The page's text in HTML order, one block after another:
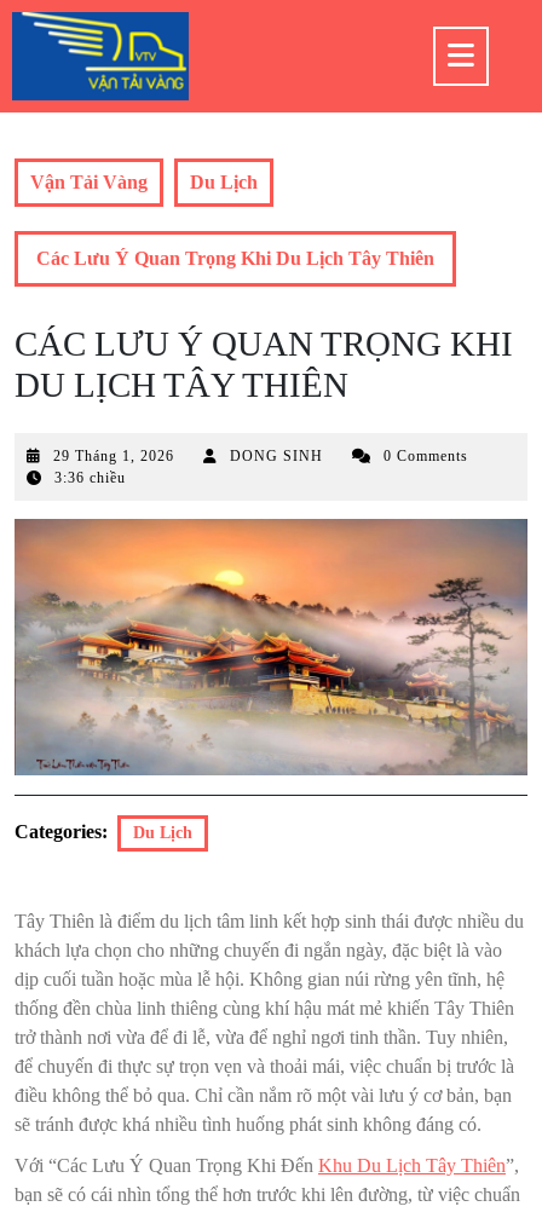
Skip
Vận Tải Vàng Du Lịch
Các Lưu Ý Quan Trọng Khi Du Lịch Tây Thiên
CÁC LƯU Ý QUAN TRỌNG KHI
DU LỊCH TÂY THIÊN
29 Tháng 1, 2026
2026
DONG SINH
0 Comments
3:36 chiều
Categories: Du Lịch
Tây Thiên là điểm du lịch tâm linh kết hợp sinh thái được nhiều du
khách lựa chọn cho những chuyến đi ngắn ngày, đặc biệt là vào
dịp cuối tuần hoặc mùa lễ hội. Không gian núi rừng yên tĩnh, hệ
thống đền chùa linh thiêng cùng khí hậu mát mẻ khiến Tây Thiên
trở thành nơi vừa để đi lễ, vừa để nghỉ ngơi tinh thần. Tuy nhiên,
để chuyến đi thực sự trọn vẹn và thoải mái, việc chuẩn bị trước là
điều không thể bỏ qua. Chỉ cần nắm rõ một vài lưu ý cơ bản, bạn
sẽ tránh được khá nhiều tình huống phát sinh không đáng có.
Với “Các Lưu Ý Quan Trọng Khi Đến Khu Du Lịch Tây Thiên”,
bạn sẽ có cái nhìn tổng thể hơn trước khi lên đường, từ việc chuẩn